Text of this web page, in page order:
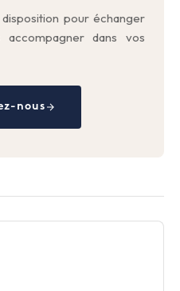
pour échanger
dans vos
nous